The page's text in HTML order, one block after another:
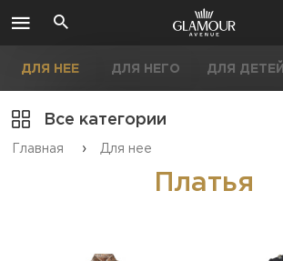
ДЛЯ НЕЕ ДЛЯ НЕГО ДЛЯ ДЕТЕЙ
Все категории
Главная › Для нее
Платья